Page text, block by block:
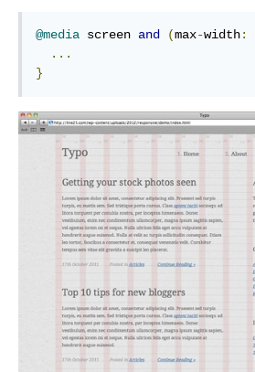
@media screen and (max-width:
...
}